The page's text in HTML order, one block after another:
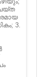
3.